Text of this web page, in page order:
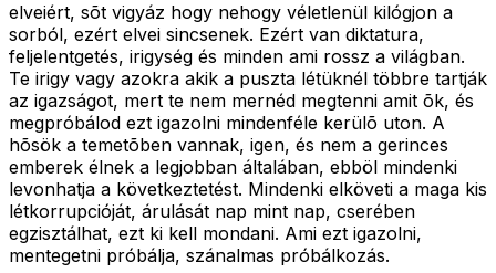
elveiért, sõt vigyáz hogy nehogy véletlenül kilógjon a
sorból, ezért elvei sincsenek. Ezért van diktatura,
feljelentgetés, irigység és minden ami rossz a világban.
Te irigy vagy azokra akik a puszta létüknél többre tartják
az igazságot, mert te nem mernéd megtenni amit õk, és
megpróbálod ezt igazolni mindenféle kerülõ uton. A
hõsök a temetõben vannak, igen, és nem a gerinces
emberek élnek a legjobban általában, ebböl mindenki
levonhatja a következtetést. Mindenki elköveti a maga kis
létkorrupcióját, árulását nap mint nap, cserében
egzisztálhat, ezt ki kell mondani. Ami ezt igazolni,
mentegetni próbálja, szánalmas próbálkozás.